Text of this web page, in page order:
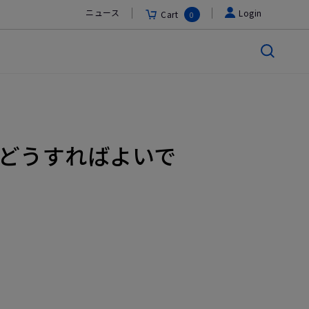
ニュース Cart 0 Login
うすればよいで